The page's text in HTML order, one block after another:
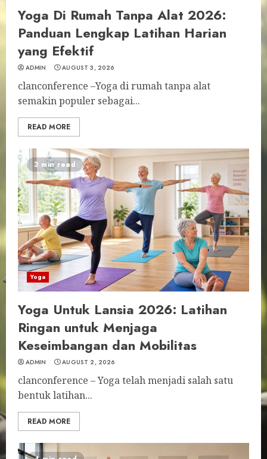
Yoga Di Rumah Tanpa Alat 2026:
Panduan Lengkap Latihan Harian
yang Efektif
ADMIN AUGUST 3, 2026
clanconference –Yoga di rumah tanpa alat
semakin populer sebagai...
READ MORE
3 min read
Yoga
Yoga Untuk Lansia 2026: Latihan
Ringan untuk Menjaga
Keseimbangan dan Mobilitas
ADMIN AUGUST 2, 2026
clanconference – Yoga telah menjadi salah satu
bentuk latihan...
READ MORE